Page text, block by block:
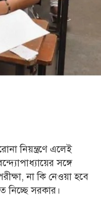
নিয়ন্ত্রণে এলেই
সঙ্গে
না কি নেওয়া হবে
নিচ্ছে সরকার।